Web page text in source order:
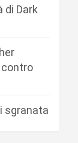
di Dark
contro
sgranata